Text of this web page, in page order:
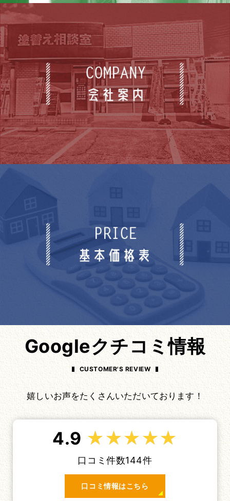
Googleクチコミ情報
CUSTOMER'S REVIEW
嬉しいお声をたくさんいただいております！
4.9
口コミ件数144件
口コミ情報はこちら